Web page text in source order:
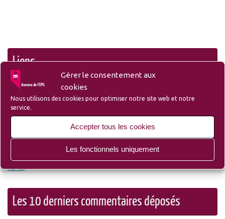
Gérer le consentement aux
cookies
Nous utilisons des cookies pour optimiser notre site web et notre
service.
Accepter tous les cookies
Les fonctionnels uniquement
Liens
– Liste des membres et sympathisants de l’Amicale
– Site du Groupe Ozanam-EPIL-Campus
l’EPIL)
Les 10 derniers commentaires déposés